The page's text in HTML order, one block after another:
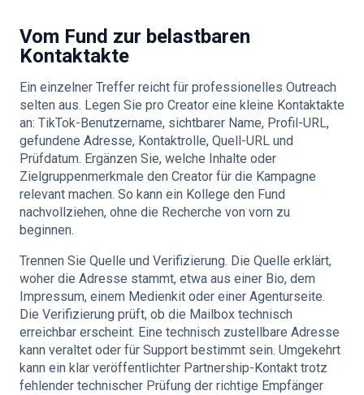
Vom Fund zur belastbaren
Kontaktakte
Ein einzelner Treffer reicht für professionelles Outreach
selten aus. Legen Sie pro Creator eine kleine Kontaktakte
an: TikTok-Benutzername, sichtbarer Name, Profil-URL,
gefundene Adresse, Kontaktrolle, Quell-URL und
Prüfdatum. Ergänzen Sie, welche Inhalte oder
Zielgruppenmerkmale den Creator für die Kampagne
relevant machen. So kann ein Kollege den Fund
nachvollziehen, ohne die Recherche von vorn zu
beginnen.
Trennen Sie Quelle und Verifizierung. Die Quelle erklärt,
woher die Adresse stammt, etwa aus einer Bio, dem
Impressum, einem Medienkit oder einer Agenturseite.
Die Verifizierung prüft, ob die Mailbox technisch
erreichbar erscheint. Eine technisch zustellbare Adresse
kann veraltet oder für Support bestimmt sein. Umgekehrt
kann ein klar veröffentlichter Partnership-Kontakt trotz
fehlender technischer Prüfung der richtige Empfänger